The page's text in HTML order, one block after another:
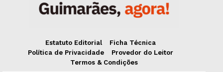
Estatuto Editorial
Ficha Técnica
Política de Privacidade
Provedor do Leitor
Termos & Condições